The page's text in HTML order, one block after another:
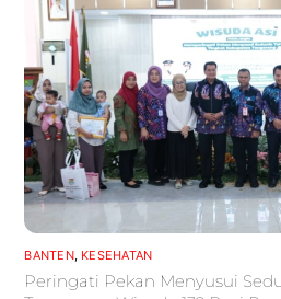
BANTEN, KESEHATAN
Peringati Pekan Menyusui